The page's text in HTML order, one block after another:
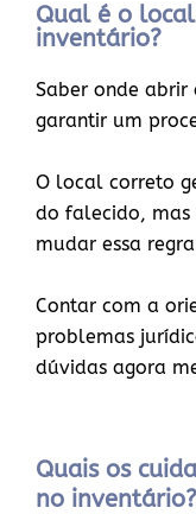
Qual é o
inventário?
Saber onde abrir
garantir um
O local correto
do falecido, mas
mudar essa
Contar com a
problemas
dúvidas agora
Quais os
no inventário?